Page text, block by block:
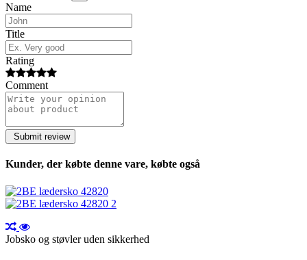
Name
Title
Rating
Comment
Kunder, der købte denne vare, købte også
Jobsko og støvler uden sikkerhed